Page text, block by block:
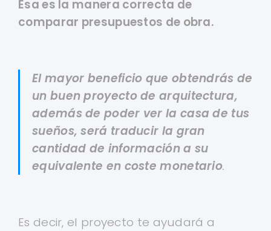
Esa es la manera correcta de
comparar presupuestos de obra.
El mayor beneficio que obtendrás de
un buen proyecto de arquitectura,
además de poder ver la casa de tus
sueños, será traducir la gran
cantidad de información a su
equivalente en coste monetario.
Es decir, el proyecto te ayudará a